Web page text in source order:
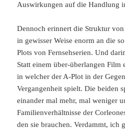
Auswirkungen auf die Handlung
Dennoch erinnert die Struktur von
in gewisser Weise enorm an die
Plots von Fernsehserien. Und
Statt einem über-überlangen Film
in welcher der A-Plot in der
Vergangenheit spielt. Die beiden
einander mal mehr, mal weniger
Familienverhältnisse der
den sie brauchen. Verdammt, ich